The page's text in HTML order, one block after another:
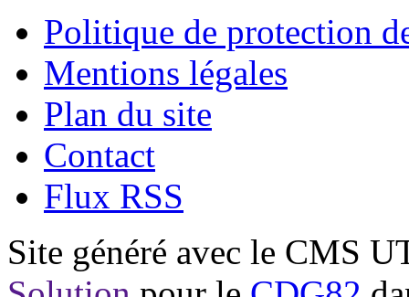
Politique de protection
Mentions légales
Plan du site
Contact
Flux RSS
Site généré avec le CMS